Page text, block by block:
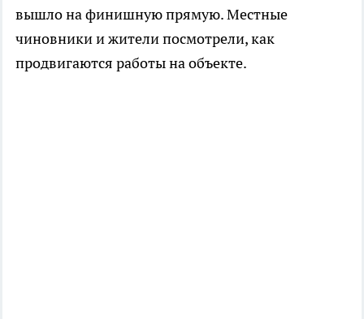
вышло на финишную прямую. Местные
чиновники и жители посмотрели, как
продвигаются работы на объекте.